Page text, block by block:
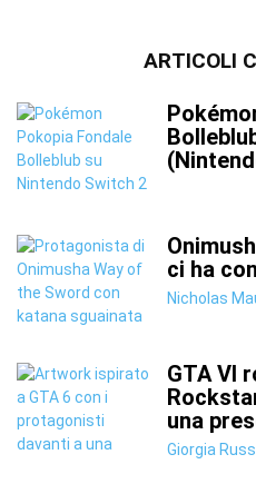
ARTICOLI
ci ha
Nicholas
GTA VI
una
Giorgia